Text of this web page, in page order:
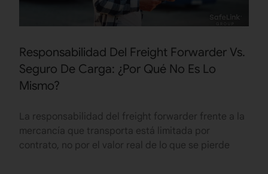
Responsabilidad Del Freight Forwarder Vs.
Seguro De Carga: ¿Por Qué No Es Lo
Mismo?
La responsabilidad del freight forwarder frente a la
mercancía que transporta está limitada por
contrato, no por el valor real de lo que se pierde